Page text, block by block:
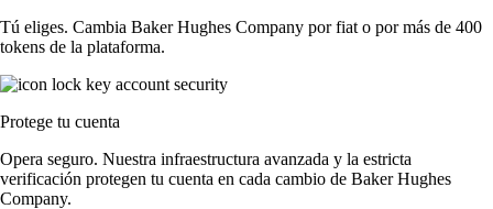
Tú eliges. Cambia Baker Hughes Company por fiat o por más de 400
tokens de la plataforma.
Protege tu cuenta
Opera seguro. Nuestra infraestructura avanzada y la estricta
verificación protegen tu cuenta en cada cambio de Baker Hughes
Company.